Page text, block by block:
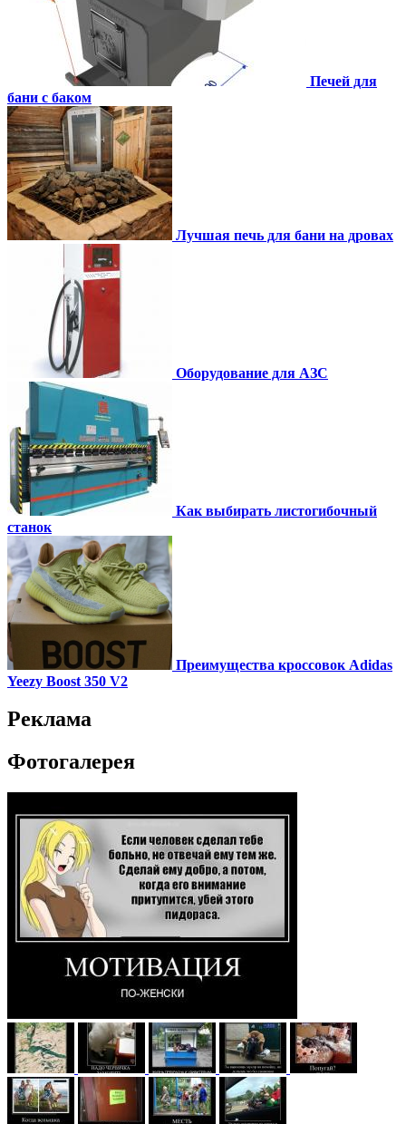
Печей для
бани с баком
Лучшая печь для бани на дровах
Оборудование для АЗС
Как выбирать листогибочный
станок
Преимущества кроссовок Adidas
Yeezy Boost 350 V2
Реклама
Фотогалерея